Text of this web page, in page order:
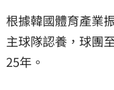
根據韓國體育產業
主球隊認養，球團
25年。